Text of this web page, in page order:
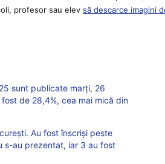
profesor sau elev să descarce imagini
sunt publicate marți, 26
de 28,4%, cea mai mică din
Au fost înscriși peste
au prezentat, iar 3 au fost